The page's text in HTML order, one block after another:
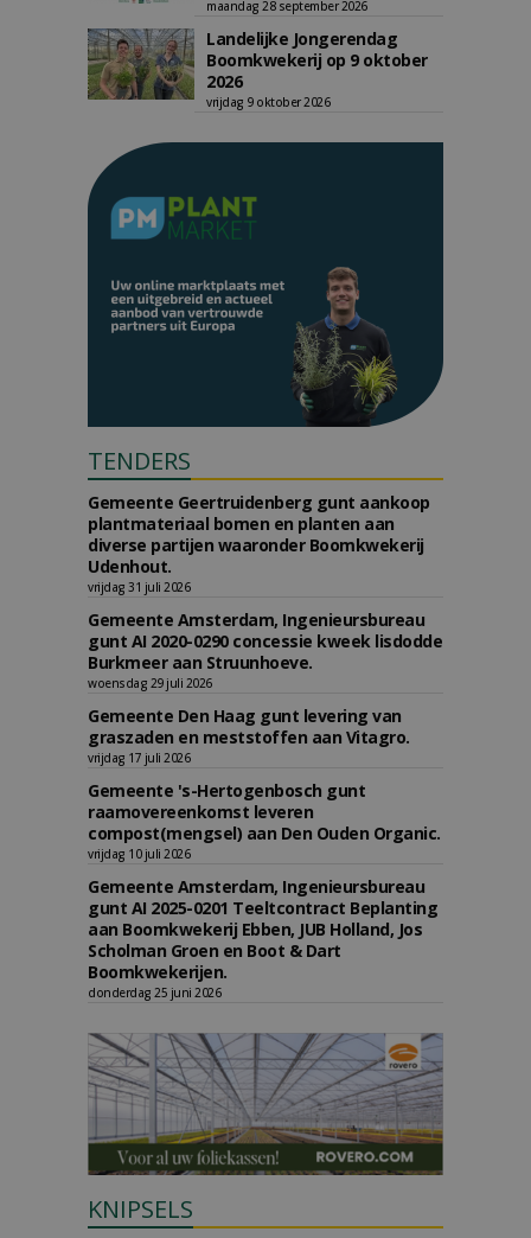
maandag 28 september 2026
Landelijke Jongerendag
Boomkwekerij op 9 oktober
2026
vrijdag 9 oktober 2026
TENDERS
Gemeente Geertruidenberg gunt aankoop
plantmateriaal bomen en planten aan
diverse partijen waaronder Boomkwekerij
Udenhout.
vrijdag 31 juli 2026
Gemeente Amsterdam, Ingenieursbureau
gunt AI 2020-0290 concessie kweek lisdodde
Burkmeer aan Struunhoeve.
woensdag 29 juli 2026
Gemeente Den Haag gunt levering van
graszaden en meststoffen aan Vitagro.
vrijdag 17 juli 2026
Gemeente 's-Hertogenbosch gunt
raamovereenkomst leveren
compost(mengsel) aan Den Ouden Organic.
vrijdag 10 juli 2026
Gemeente Amsterdam, Ingenieursbureau
gunt AI 2025-0201 Teeltcontract Beplanting
aan Boomkwekerij Ebben, JUB Holland, Jos
Scholman Groen en Boot & Dart
Boomkwekerijen.
donderdag 25 juni 2026
KNIPSELS